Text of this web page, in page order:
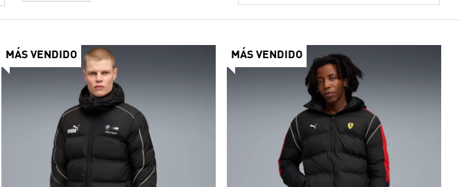
MÁS VENDIDO MÁS VENDIDO